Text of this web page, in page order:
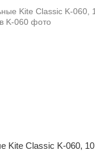
Kite Classic K-060, 10